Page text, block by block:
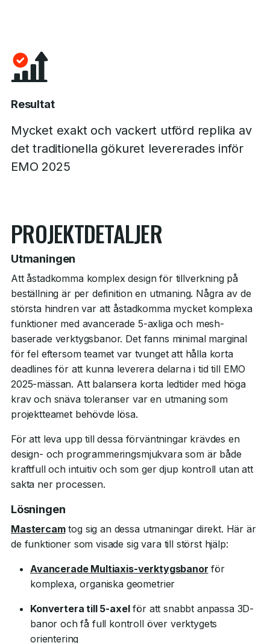
Resultat
Mycket exakt och vackert utförd replika av
det traditionella gökuret levererades inför
EMO 2025
PROJEKTDETALJER
Utmaningen
Att åstadkomma komplex design för tillverkning på
beställning är per definition en utmaning. Några av de
största hindren var att åstadkomma mycket komplexa
funktioner med avancerade 5-axliga och mesh-
baserade verktygsbanor. Det fanns minimal marginal
för fel eftersom teamet var tvunget att hålla korta
deadlines för att kunna leverera delarna i tid till EMO
2025-mässan. Att balansera korta ledtider med höga
krav och snäva toleranser var en utmaning som
projektteamet behövde lösa.
För att leva upp till dessa förväntningar krävdes en
design- och programmeringsmjukvara som är både
kraftfull och intuitiv och som ger djup kontroll utan att
sakta ner processen.
Lösningen
Mastercamtog sig an dessa utmaningar direkt. Här är
de funktioner som visade sig vara till störst hjälp:
Avancerade Multiaxis-verktygsbanor för
komplexa, organiska geometrier
Konvertera till 5-axelför att snabbt anpassa 3D-
banor och få full kontroll över verktygets
orientering